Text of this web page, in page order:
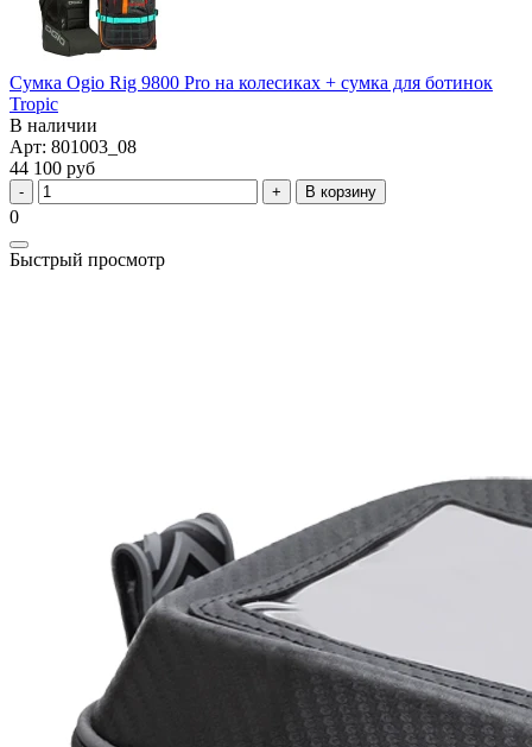
Сумка Ogio Rig 9800 Pro на колесиках + сумка для ботинок
Tropic
В наличии
Арт: 801003_08
44 100 руб
В корзину
0
Быстрый просмотр